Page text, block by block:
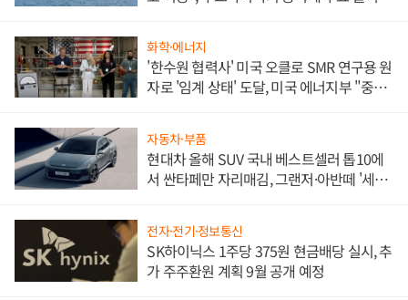
화학·에너지
'한수원 협력사' 미국 오클로 SMR 연구용 원
자로 '임계 상태' 도달, 미국 에너지부 "중요
자동차·부품
현대차 올해 SUV 국내 베스트셀러 톱10에
서 싼타페만 자리매김, 그랜저·아반떼 '세단
전자·전기·정보통신
SK하이닉스 1주당 375원 현금배당 실시, 추
가 주주환원 계획 9월 공개 예정